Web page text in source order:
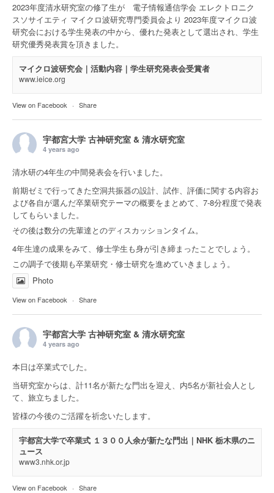
2023年度清水研究室の修了生が 電子情報通信学会 エレクトロニク
スソサイエティ マイクロ波研究専門委員会より 2023年度マイクロ波
研究会における学生発表の中から、優れた発表として選出され、学生
研究優秀発表賞を頂きました。
マイクロ波研究会｜活動内容｜学生研究発表会受賞者
www.ieice.org
View on Facebook · Share
宇都宮大学 古神研究室 & 清水研究室
4 years ago
清水研の4年生の中間発表会を行いました。
前期ゼミで行ってきた空洞共振器の設計、試作、評価に関する内容お
よび各自が選んだ卒業研究テーマの概要をまとめて、7-8分程度で発表
してもらいました。
その後は数分の先輩達とのディスカッションタイム。
4年生達の成果をみて、修士学生も身が引き締まったことでしょう。
この調子で後期も卒業研究・修士研究を進めていきましょう。
Photo
View on Facebook · Share
宇都宮大学 古神研究室 & 清水研究室
4 years ago
本日は卒業式でした。
当研究室からは、計11名が新たな門出を迎え、内5名が新社会人とし
て、旅立ちました。
皆様の今後のご活躍を祈念いたします。
宇都宮大学で卒業式 １３００人余が新たな門出｜NHK 栃木県のニ
ュース
www3.nhk.or.jp
View on Facebook · Share